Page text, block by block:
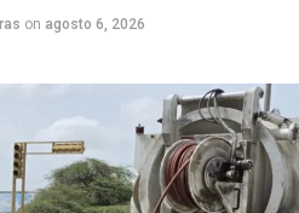
on agosto 6, 2026